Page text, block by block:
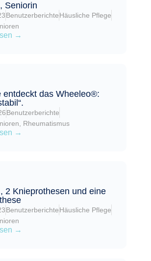
Seniorin
BenutzerberichteHäusliche Pflege
→
entdeckt das Wheeleo®:
Benutzerberichte
Rheumatismus
→
2 Knieprothesen und eine
BenutzerberichteHäusliche Pflege
→